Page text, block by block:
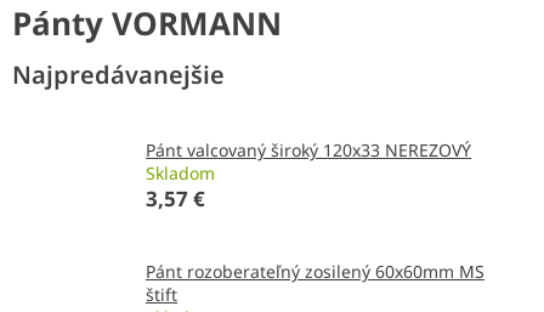
Pánty VORMANN
Najpredávanejšie
Pánt valcovaný široký 120x33 NEREZOVÝ
Skladom
3,57 €
Pánt rozoberateľný zosilený 60x60mm MS
štift